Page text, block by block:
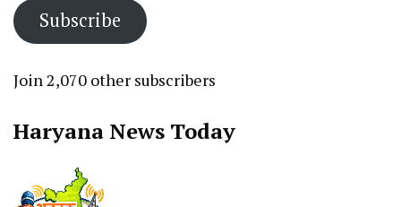
Subscribe
Join 2,070 other subscribers
Haryana News Today